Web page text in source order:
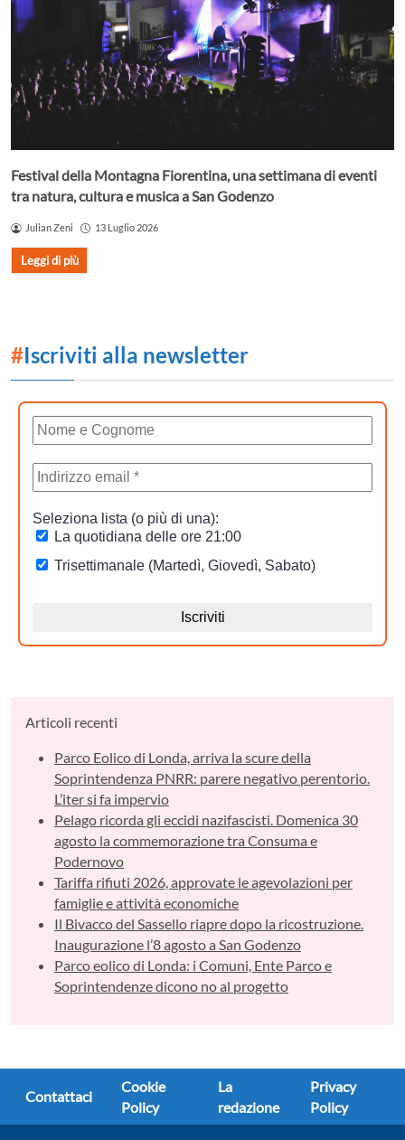
Festival della Montagna Fiorentina, una settimana di eventi
tra natura, cultura e musica a San Godenzo
Julian Zeni 13 Luglio 2026
Leggi di più
#Iscriviti alla newsletter
Articoli recenti
Parco Eolico di Londa, arriva la scure della
Soprintendenza PNRR: parere negativo perentorio.
L’iter si fa impervio
Pelago ricorda gli eccidi nazifascisti. Domenica 30
agosto la commemorazione tra Consuma e
Podernovo
Tariffa rifiuti 2026, approvate le agevolazioni per
famiglie e attività economiche
Il Bivacco del Sassello riapre dopo la ricostruzione.
Inaugurazione l’8 agosto a San Godenzo
Parco eolico di Londa: i Comuni, Ente Parco e
Soprintendenze dicono no al progetto
Contattaci
Cookie
Policy
La
redazione
Privacy
Policy